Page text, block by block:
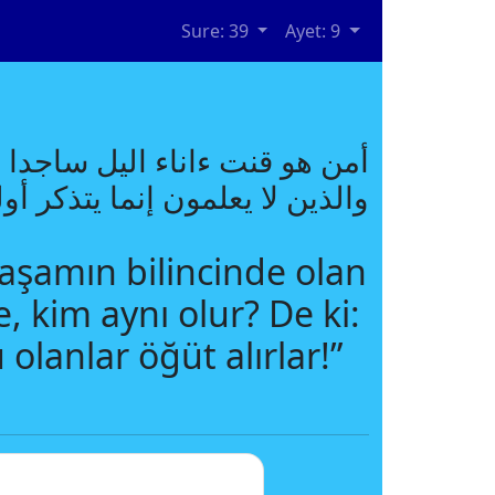
Sure: 39 Ayet: 9
أمن هو قنت ءاناء اليل
والذين لا يعلمون إنما يتذكر
bilincinde olan
kim aynı olur? De ki:
öğüt alırlar!”